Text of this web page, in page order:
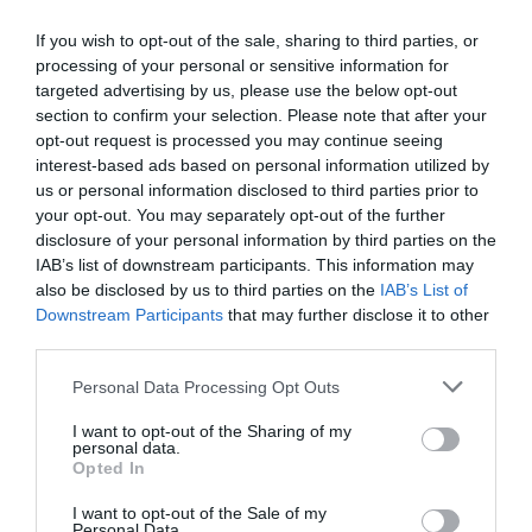
If you wish to opt-out of the sale, sharing to third parties, or
processing of your personal or sensitive information for
targeted advertising by us, please use the below opt-out
section to confirm your selection. Please note that after your
opt-out request is processed you may continue seeing
interest-based ads based on personal information utilized by
us or personal information disclosed to third parties prior to
your opt-out. You may separately opt-out of the further
disclosure of your personal information by third parties on the
IAB’s list of downstream participants. This information may
also be disclosed by us to third parties on the IAB’s List of
Downstream Participants that may further disclose it to other
Please note that this website/app uses one or more Google
not limited to your visit or usage behaviour. You may click to
grant or deny consent to Google and its third-party tags to
use your data for below specified purposes in below Google
consent section.
Personal Data Processing Opt Outs
I want to opt-out of the Sharing of my
personal data.
Opted In
I want to opt-out of the Sale of my
OLVASS TOVÁBB